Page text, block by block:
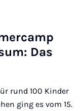
Das
rund 100 Kinder
ging es vom 15.